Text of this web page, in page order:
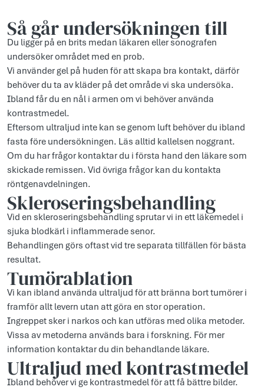
Så går undersökningen till
Du ligger på en brits medan läkaren eller sonografen
undersöker området med en prob.
Vi använder gel på huden för att skapa bra kontakt, därför
behöver du ta av kläder på det område vi ska undersöka.
Ibland får du en nål i armen om vi behöver använda
kontrastmedel.
Eftersom ultraljud inte kan se genom luft behöver du ibland
fasta före undersökningen. Läs alltid kallelsen noggrant.
Om du har frågor kontaktar du i första hand den läkare som
skickade remissen. Vid övriga frågor kan du kontakta
röntgenavdelningen.
Skleroseringsbehandling
Vid en skleroseringsbehandling sprutar vi in ett läkemedel i
sjuka blodkärl i inflammerade senor.
Behandlingen görs oftast vid tre separata tillfällen för bästa
resultat.
Tumörablation
Vi kan ibland använda ultraljud för att bränna bort tumörer i
framför allt levern utan att göra en stor operation.
Ingreppet sker i narkos och kan utföras med olika metoder.
Vissa av metoderna används bara i forskning. För mer
information kontaktar du din behandlande läkare.
Ultraljud med kontrastmedel
Ibland behöver vi ge kontrastmedel för att få bättre bilder.